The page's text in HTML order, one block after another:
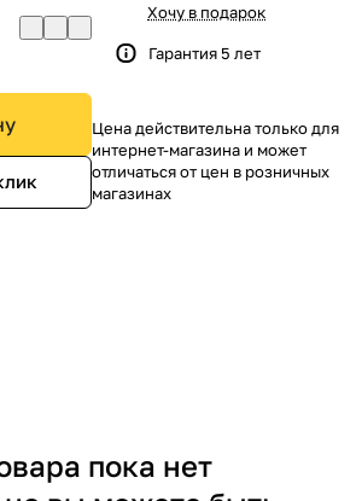
Хочу в подарок
Гарантия 5 лет
Цена действительна только для
интернет-магазина и может
отличаться от цен в розничных
магазинах
пока нет